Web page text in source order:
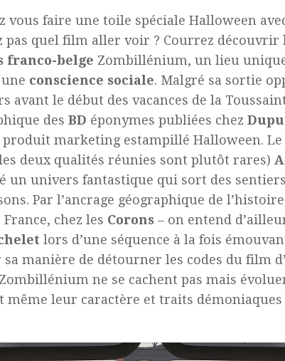
vous faire une toile spéciale Halloween
pas quel film aller voir ? Courrez découvrir
franco-belge Zombillénium, un lieu
conscience sociale. Malgré sa sortie
avant le début des vacances de la
des BD éponymes publiées chez
produit marketing estampillé Halloween. Le
deux qualités réunies sont plutôt rares)
un univers fantastique qui sort des
Par l’ancrage géographique de
chez les Corons – on entend
lors d’une séquence à la fois
sa manière de détourner les codes du film
ne se cachent pas mais
même leur caractère et traits